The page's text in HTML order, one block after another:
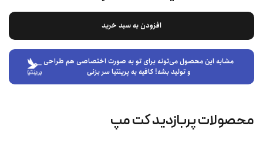
افزودن به سبد خرید
مشابه این محصول می‌تونه برای تو به صورت اختصاصی هم طراحی
و تولید بشه! کافیه به پرینتیا سر بزنی
محصولات پربازدید کت‌ مپ